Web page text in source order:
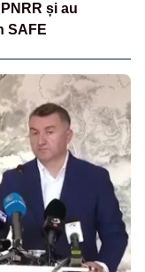
și au
SAFE